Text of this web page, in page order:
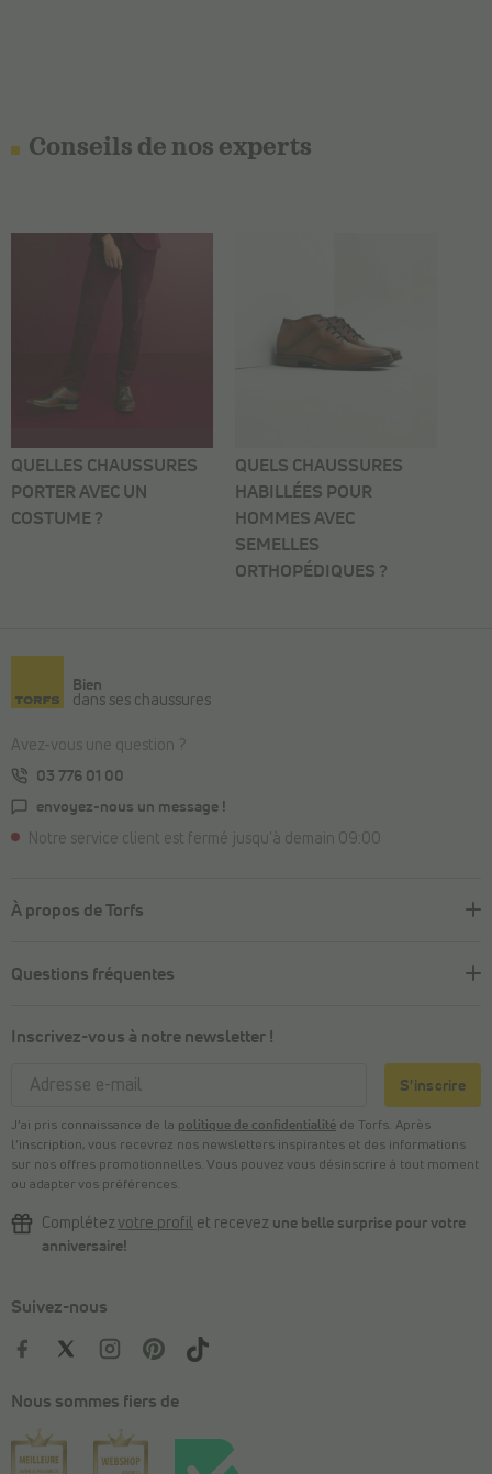
Conseils de nos experts
QUELLES CHAUSSURES
PORTER AVEC UN
COSTUME ?
QUELS CHAUSSURES
HABILLÉES POUR
HOMMES AVEC
SEMELLES
ORTHOPÉDIQUES ?
Bien
dans ses chaussures
Avez-vous une question ?
03 776 01 00
envoyez-nous un message !
Notre service client est fermé jusqu'à demain 09:00
À propos de Torfs
Questions fréquentes
Inscrivez-vous à notre newsletter !
S'inscrire
J’ai pris connaissance de la politique de confidentialité de Torfs. Après
l’inscription, vous recevrez nos newsletters inspirantes et des informations
sur nos offres promotionnelles. Vous pouvez vous désinscrire à tout moment
ou adapter vos préférences.
Complétez votre profil et recevez une belle surprise pour votre
anniversaire!
Suivez-nous
Nous sommes fiers de